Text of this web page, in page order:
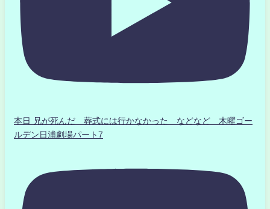
本日 兄が死んだ 葬式には行かなかった などなど 木曜ゴー
ルデン日浦劇場パート7